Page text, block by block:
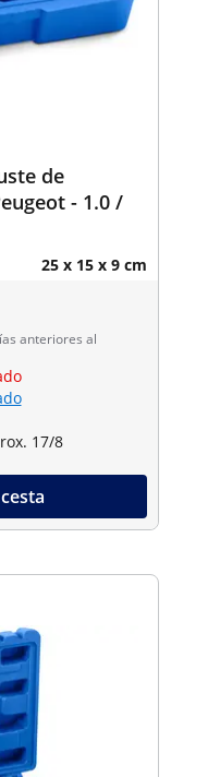
de
- 1.0 /
25 x 15 x 9 cm
anteriores al
17/8